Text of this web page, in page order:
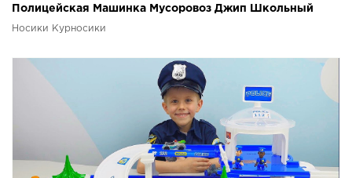
Полицейская Машинка Мусоровоз Джип Школьный
Автобус #Игрушки
Носики Курносики